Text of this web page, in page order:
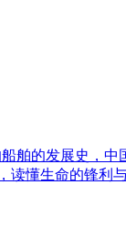
舶的发展史，
读懂生命的锋利